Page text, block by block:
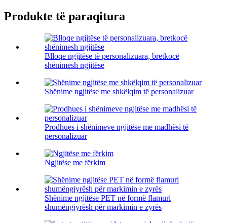
Produkte të paraqitura
Blloqe ngjitëse të personalizuara, bretkocë
shënimesh ngjitëse
Shënime ngjitëse me shkëlqim të personalizuar
Prodhues i shënimeve ngjitëse me madhësi të
personalizuar
Ngjitëse me fërkim
Shënime ngjitëse PET në formë flamuri
shumëngjyrësh për markimin e zyrës